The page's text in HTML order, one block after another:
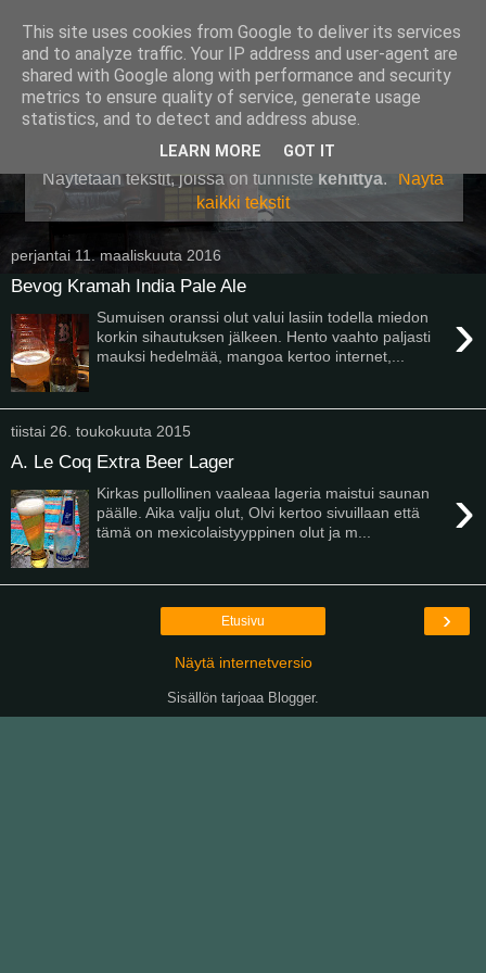
Pullollinen
Näytetään tekstit, joissa on tunniste kehittyä.
Näytä
kaikki tekstit
perjantai 11. maaliskuuta 2016
Bevog Kramah India Pale Ale
›
Sumuisen oranssi olut valui lasiin todella miedon
korkin sihautuksen jälkeen. Hento vaahto paljasti
mauksi hedelmää, mangoa kertoo internet,...
tiistai 26. toukokuuta 2015
A. Le Coq Extra Beer Lager
›
Kirkas pullollinen vaaleaa lageria maistui saunan
päälle. Aika valju olut, Olvi kertoo sivuillaan että
tämä on mexicolaistyyppinen olut ja m...
›
Etusivu
Näytä internetversio
Sisällön tarjoaa Blogger.
This site uses cookies from Google to deliver its services
and to analyze traffic. Your IP address and user-agent are
shared with Google along with performance and security
metrics to ensure quality of service, generate usage
statistics, and to detect and address abuse.
LEARN MORE GOT IT